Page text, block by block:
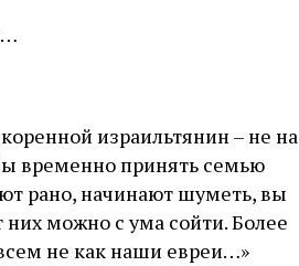
израильтянин – не на
временно принять семью
рано, начинают шуметь, вы
можно с ума сойти. Более
не как наши евреи…»